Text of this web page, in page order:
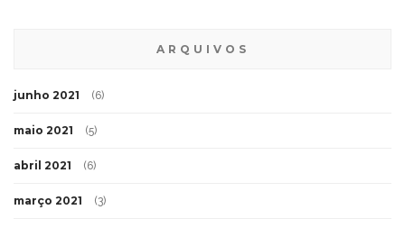
ARQUIVOS
junho 2021 (6)
maio 2021 (5)
abril 2021 (6)
março 2021 (3)